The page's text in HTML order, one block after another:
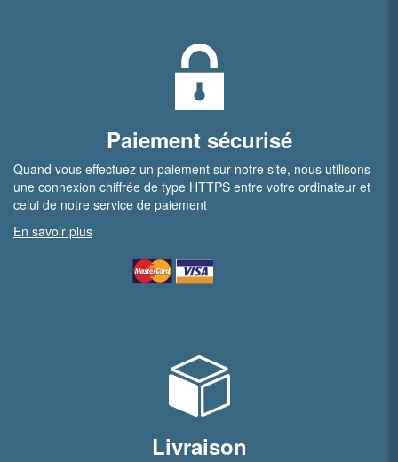
Paiement sécurisé
Quand vous effectuez un paiement sur notre site, nous utilisons
une connexion chiffrée de type HTTPS entre votre ordinateur et
celui de notre service de paiement
En savoir plus
Livraison